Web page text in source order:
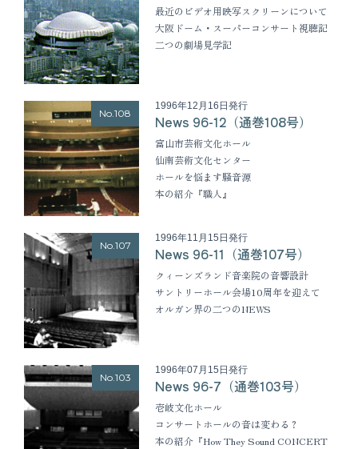
最近のビデオ用映写スクリーンについて
大阪ドーム・スーパーコンサート視聴記
二つの劇場見学記
No.108
1996年12月16日発行
News 96-12（通巻108号）
富山市芸術文化ホール
仙南芸術文化センター
ホールを悩ます騒音源
本の紹介『職人』
No.107
1996年11月15日発行
News 96-11（通巻107号）
クィーンズランド音楽院の音響設計
サントリーホール会場10周年を迎えて
オルガン界の二つのNEWS
No.103
1996年07月15日発行
News 96-7（通巻103号）
壱岐文化ホール
コンサートホールの音は変わる？
本の紹介『How They Sound CONCERT